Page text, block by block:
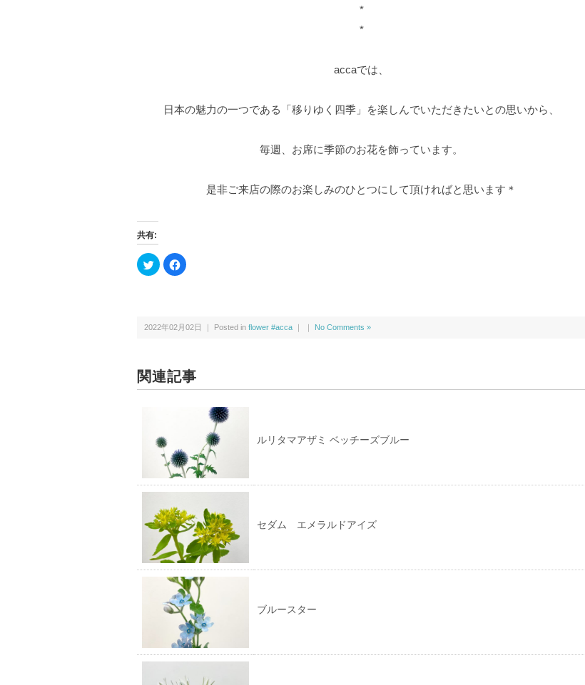
*
*
accaでは、
日本の魅力の一つである「移りゆく四季」を楽しんでいただきたいとの思いから、
毎週、お席に季節のお花を飾っています。
是非ご来店の際のお楽しみのひとつにして頂ければと思います＊
共有:
ク
リ
w
i
で
共
有
ン
ド
ウ
き
ま
F
a
k
で
に
は
ク
だ
さ
い
(新
し
い
ィ
ン
ド
ウ
で
開
き
ま
す)
2022年02月02日 ｜ Posted in flower #acca No Comments »
関連記事
ルリタマアザミ ベッチーズブルー
セダム エメラルドアイズ
ブルースター